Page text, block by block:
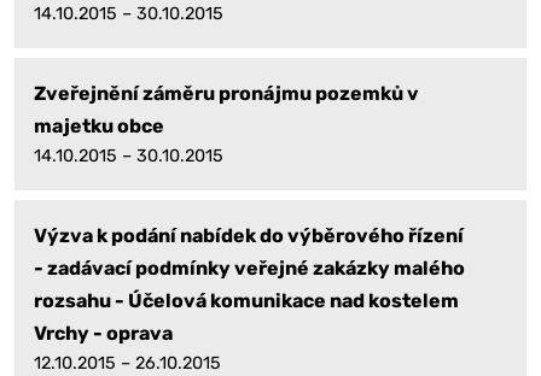
14.10.2015 – 30.10.2015
Zveřejnění záměru pronájmu pozemků v
majetku obce
14.10.2015 – 30.10.2015
Výzva k podání nabídek do výběrového řízení
- zadávací podmínky veřejné zakázky malého
rozsahu - Účelová komunikace nad kostelem
Vrchy - oprava
12.10.2015 – 26.10.2015